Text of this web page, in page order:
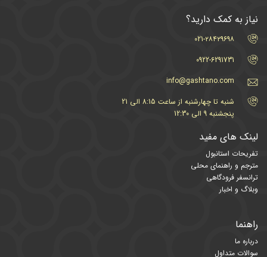
نیاز به کمک دارید؟
021-۲۸۴۲۹۶۹۸
0922-6291731
info@gashtano.com
شنبه تا چهارشنبه از ساعت 8:15 الی 21
پنجشنبه 9 الی 12:30
لینک های مفید
تفریحات استانبول
مترجم و راهنمای محلی
ترانسفر فرودگاهی
وبلاگ و اخبار
راهنما
درباره ما
سوالات متداول